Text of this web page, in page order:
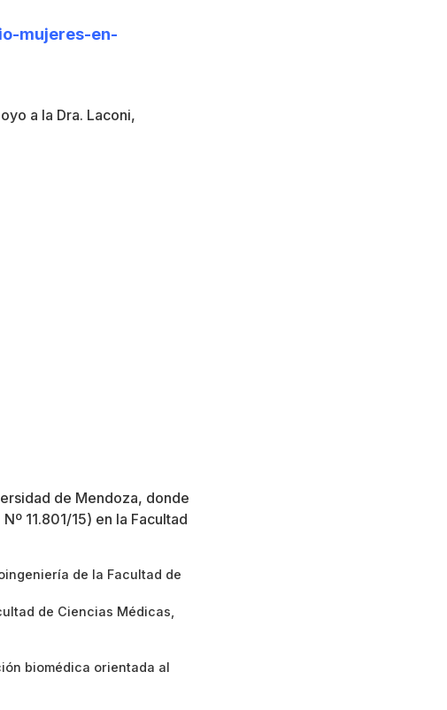
mujeres-en-
a la Dra. Laconi,
de Mendoza, donde
11.801/15) en la Facultad
de la Facultad de
de Ciencias Médicas,
biomédica orientada al